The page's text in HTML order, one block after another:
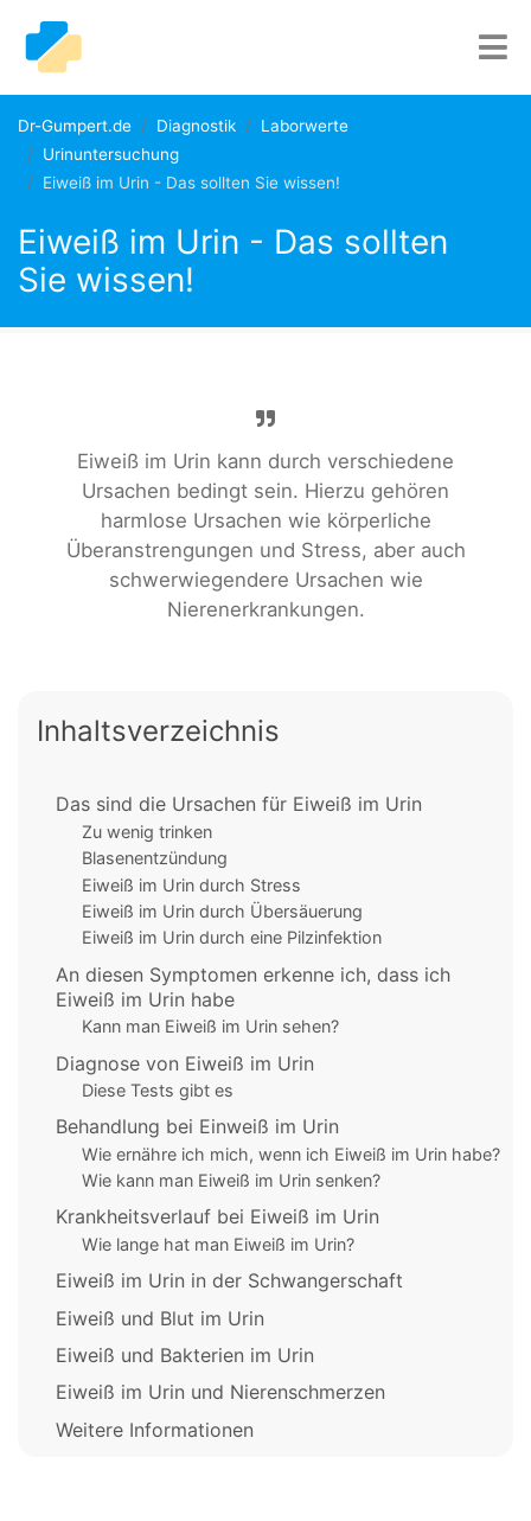
Dr-Gumpert.de Diagnostik
Laborwerte
Urinuntersuchung
Eiweiß im Urin - Das sollten Sie wissen!
Eiweiß im Urin - Das sollten
Sie wissen!
Eiweiß im Urin kann durch verschiedene
Ursachen bedingt sein. Hierzu gehören
harmlose Ursachen wie körperliche
Überanstrengungen und Stress, aber auch
schwerwiegendere Ursachen wie
Nierenerkrankungen.
Inhaltsverzeichnis
Das sind die Ursachen für Eiweiß im Urin
Zu wenig trinken
Blasenentzündung
Eiweiß im Urin durch Stress
Eiweiß im Urin durch Übersäuerung
Eiweiß im Urin durch eine Pilzinfektion
An diesen Symptomen erkenne ich, dass ich
Eiweiß im Urin habe
Kann man Eiweiß im Urin sehen?
Diagnose von Eiweiß im Urin
Diese Tests gibt es
Behandlung bei Einweiß im Urin
Wie ernähre ich mich, wenn ich Eiweiß im Urin habe?
Wie kann man Eiweiß im Urin senken?
Krankheitsverlauf bei Eiweiß im Urin
Wie lange hat man Eiweiß im Urin?
Eiweiß im Urin in der Schwangerschaft
Eiweiß und Blut im Urin
Eiweiß und Bakterien im Urin
Eiweiß im Urin und Nierenschmerzen
Weitere Informationen